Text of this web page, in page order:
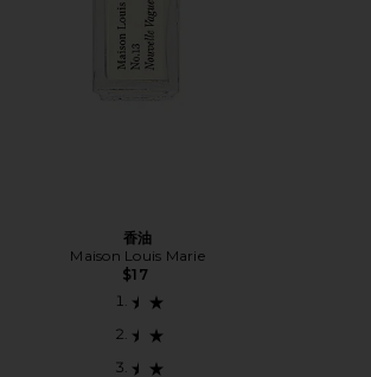
香油
Maison Louis Marie
$17